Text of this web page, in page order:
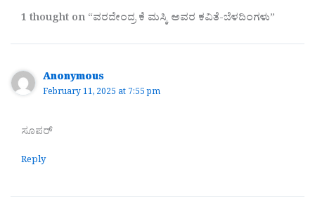
1 thought on “ವರದೇಂದ್ರ ಕೆ ಮಸ್ಕಿ ಅವರ ಕವಿತೆ-ಬೆಳದಿಂಗಳು”
Anonymous
February 11, 2025 at 7:55 pm
ಸೂಪರ್
Reply